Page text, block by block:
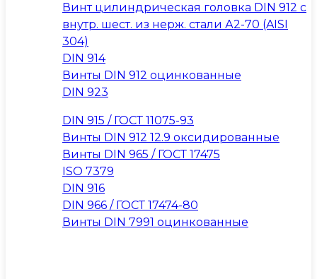
Винт цилиндрическая головка DIN 912 с
внутр. шест. из нерж. стали А2-70 (AISI
304)
DIN 914
Винты DIN 912 оцинкованные
DIN 923
DIN 915 / ГОСТ 11075-93
Винты DIN 912 12.9 оксидированные
Винты DIN 965 / ГОСТ 17475
ISO 7379
DIN 916
DIN 966 / ГОСТ 17474-80
Винты DIN 7991 оцинкованные